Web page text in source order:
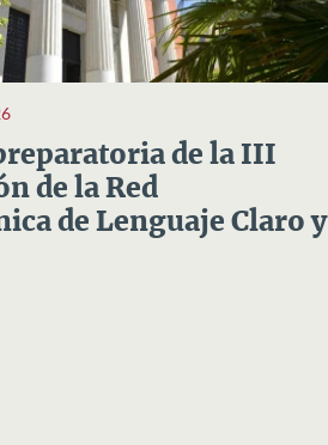
de la III
de la Red
de Lenguaje Claro y